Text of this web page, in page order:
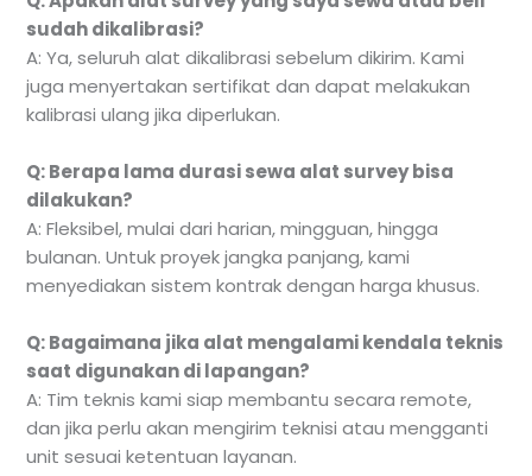
sudah dikalibrasi?
A: Ya, seluruh alat dikalibrasi sebelum dikirim. Kami
juga menyertakan sertifikat dan dapat melakukan
kalibrasi ulang jika diperlukan.
Q: Berapa lama durasi sewa alat survey bisa
dilakukan?
A: Fleksibel, mulai dari harian, mingguan, hingga
bulanan. Untuk proyek jangka panjang, kami
menyediakan sistem kontrak dengan harga khusus.
Q: Bagaimana jika alat mengalami kendala teknis
saat digunakan di lapangan?
A: Tim teknis kami siap membantu secara remote,
dan jika perlu akan mengirim teknisi atau mengganti
unit sesuai ketentuan layanan.